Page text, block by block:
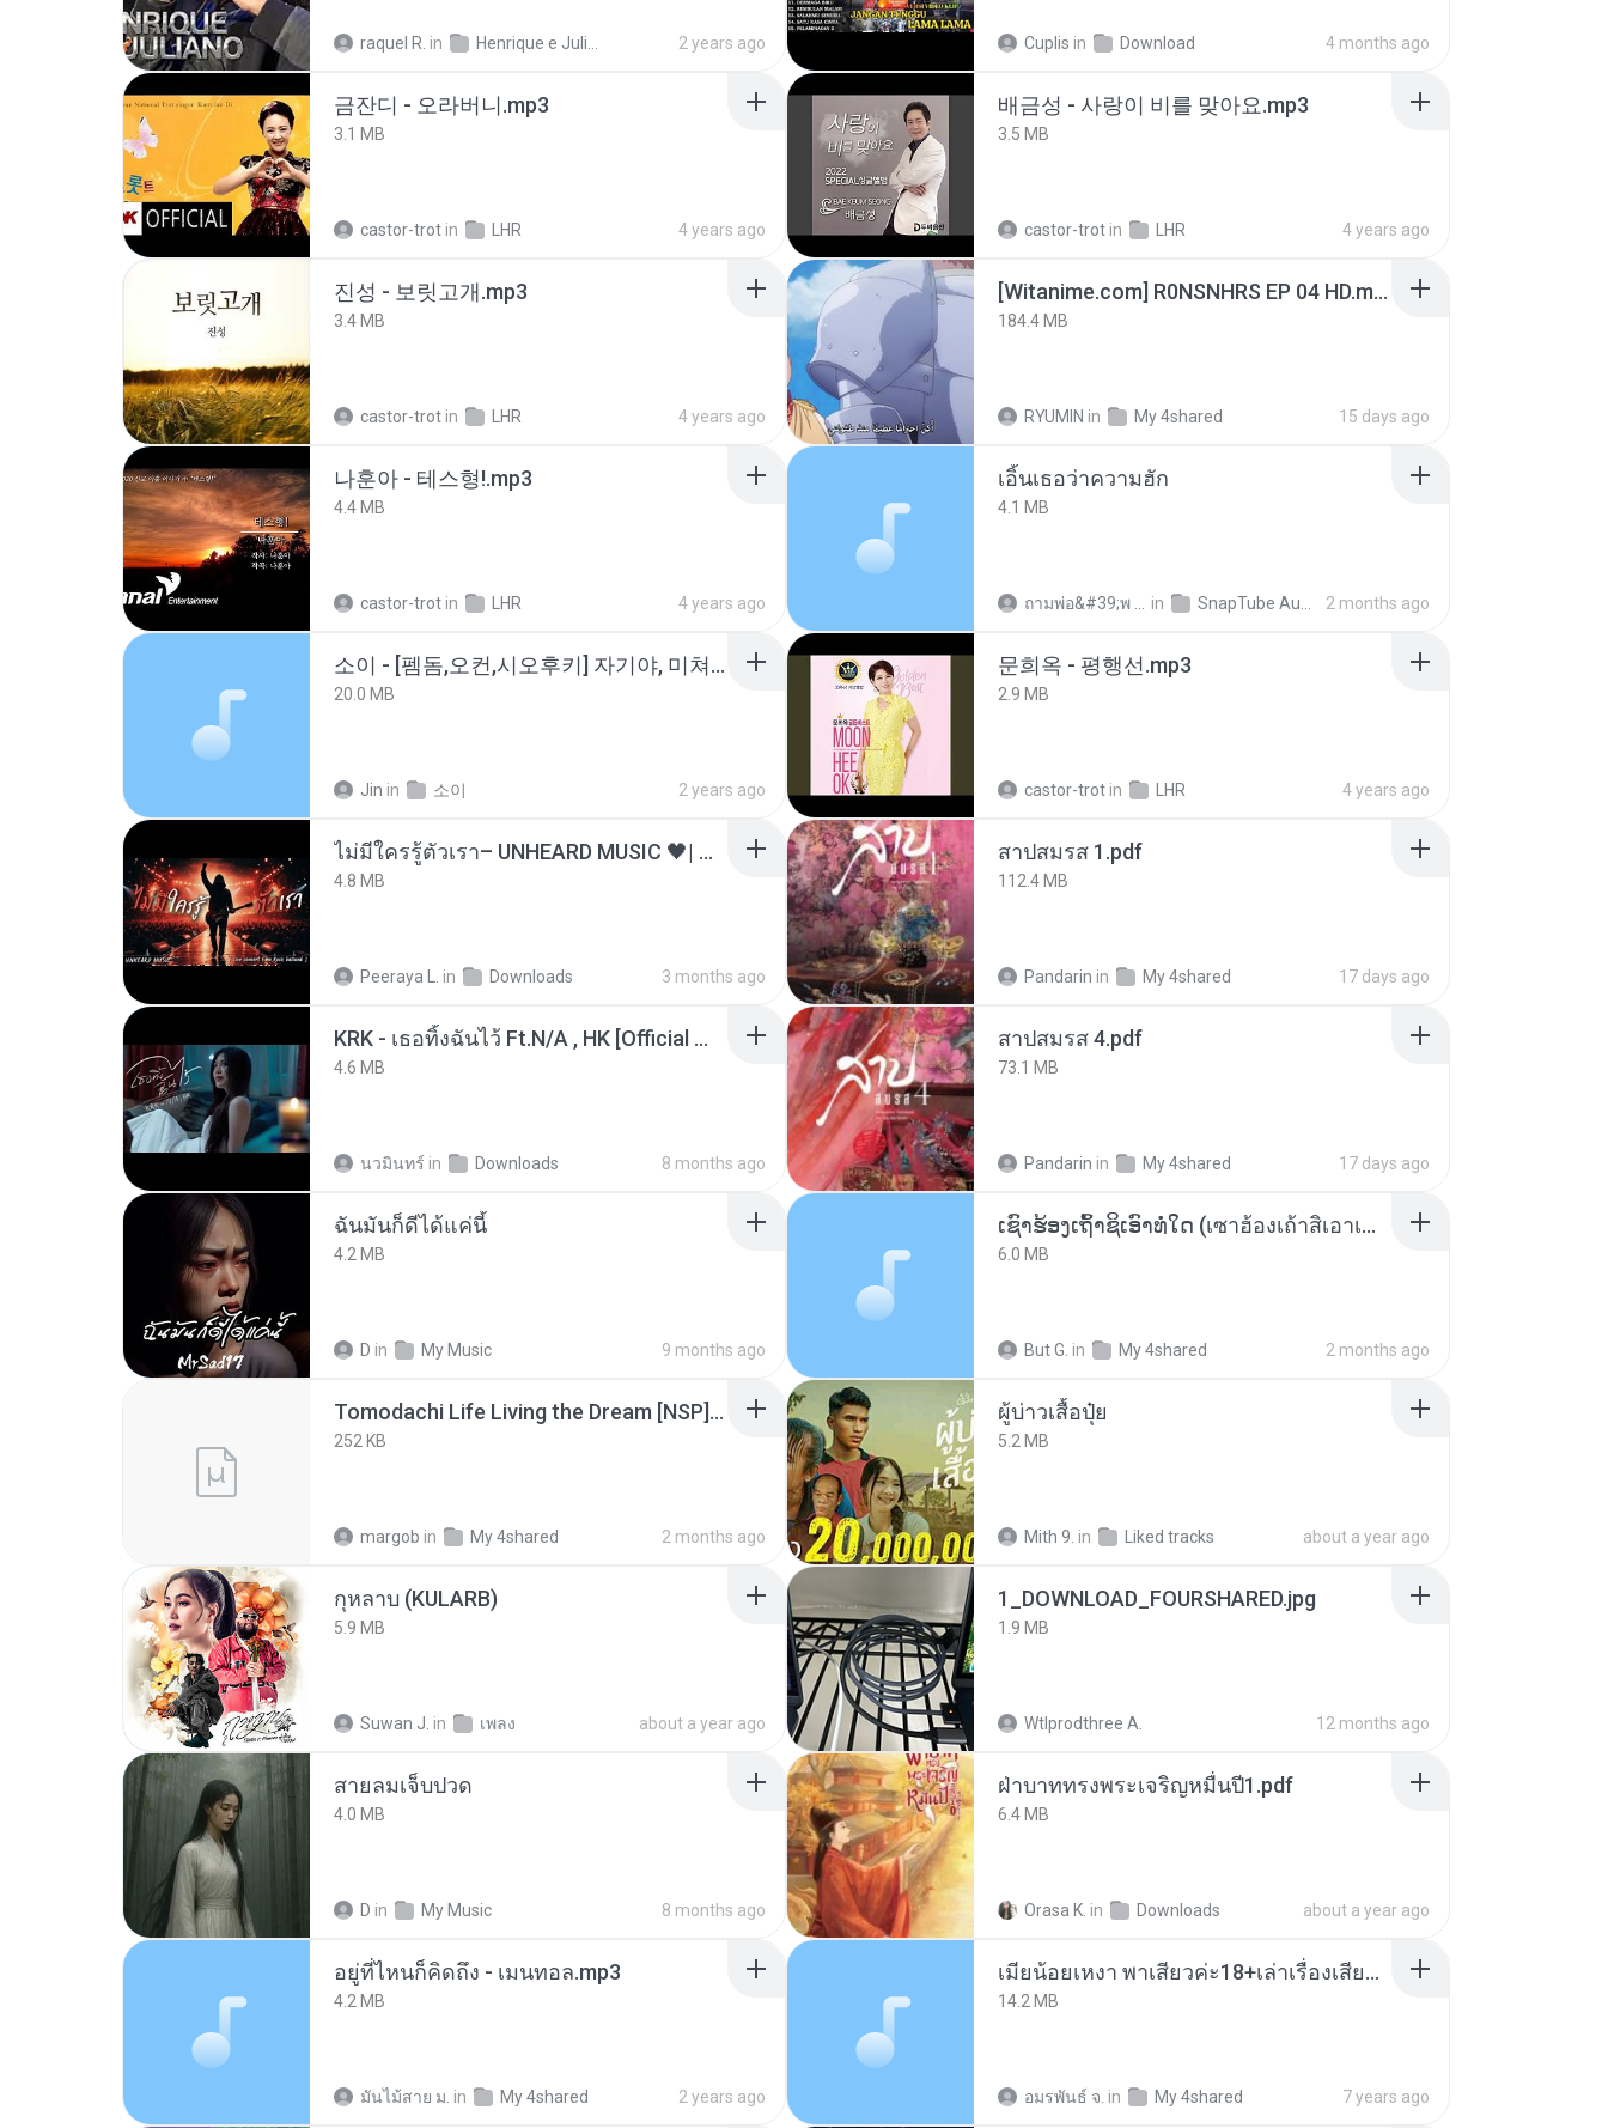
raquel R. in 2 years ago Cuplis in Download 4 months ago
금잔디 - 오라버니.mp3
3.1 MB
castor-trot in LHR 4 years ago
배금성 - 사랑이 비를 맞아요.mp3
3.5 MB
castor-trot in LHR 4 years ago
진성 - 보릿고개.mp3
3.4 MB
castor-trot in LHR 4 years ago
[Witanime.com] R0NSNHRS EP 04 HD.mp4
184.4 MB
RYUMIN in My 4shared 15 days ago
나훈아 - 테스형!.mp3
4.4 MB
castor-trot in LHR 4 years ago
เอิ้นเธอว่าความฮัก
4.1 MB
in 2 months ago
소이 - [펨돔,오컨,시오후키] 자기야, 미쳐볼래 #남성향 #ASMR #펨돔 #여공남수 #19금.mp3
20.0 MB
Jin in 소이 2 years ago
문희옥 - 평행선.mp3
2.9 MB
castor-trot in LHR 4 years ago
ไม่มีใครรู้ตัวเรา– UNHEARD MUSIC 🖤| Official Lyric Video | เพลงสู้ชีวิต
4.8 MB
Peeraya L. in Downloads 3 months ago
สาปสมรส 1.pdf
112.4 MB
Pandarin in My 4shared 17 days ago
KRK - เธอทิ้งฉันไว้ Ft.N/A , HK [Official MV]
4.6 MB
นวมินทร์ in Downloads 8 months ago
สาปสมรส 4.pdf
73.1 MB
Pandarin in My 4shared 17 days ago
ฉันมันก็ดีได้แค่นี้
4.2 MB
D in My Music 9 months ago
ເຊົາຮ້ອງເຖົ້າຊິເອົາທໍ່ໃດ (เซาฮ้องเถ้าสิเอาเท่าใด) ບຸນເກີດ ຫນູຫ່ວງ ft. ໂສພາ ຈຸນທະລາ
6.0 MB
But G. in My 4shared 2 months ago
Tomodachi Life Living the Dream [NSP].torrent
252 KB
margob in My 4shared 2 months ago
ผู้บ่าวเสื้อปุ๋ย
5.2 MB
Mith 9. in Liked tracks about a year ago
กุหลาบ (KULARB)
5.9 MB
Suwan J. in เพลง about a year ago
1_DOWNLOAD_FOURSHARED.jpg
1.9 MB
Wtlprodthree A. 12 months ago
สายลมเจ็บปวด
4.0 MB
D in My Music 8 months ago
ฝ่าบาททรงพระเจริญหมื่นปี1.pdf
6.4 MB
Orasa K. in Downloads about a year ago
อยู่ที่ไหนก็คิดถึง - เมนทอล.mp3
4.2 MB
มันไม้สาย ม. in My 4shared 2 years ago
เมียน้อยเหงา พาเสียวค่ะ18+เล่าเรื่องเสียว.mp3
14.2 MB
อมรพันธ์ จ. in My 4shared 7 years ago